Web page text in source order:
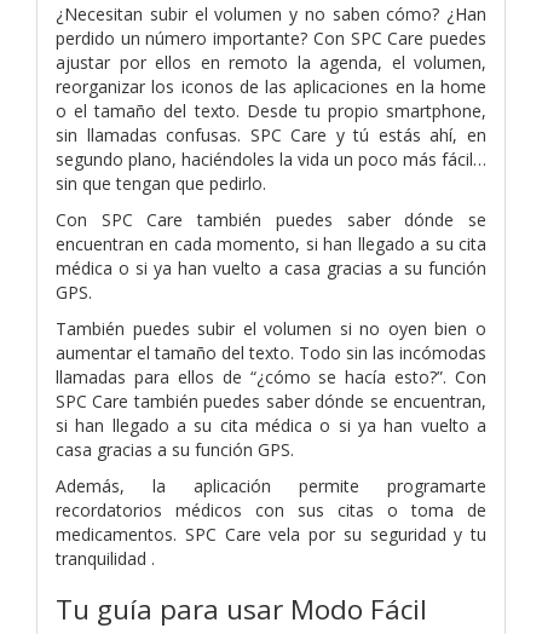
¿Necesitan subir el volumen y no saben cómo? ¿Han
perdido un número importante? Con SPC Care puedes
ajustar por ellos en remoto la agenda, el volumen,
reorganizar los iconos de las aplicaciones en la home
o el tamaño del texto. Desde tu propio smartphone,
sin llamadas confusas. SPC Care y tú estás ahí, en
segundo plano, haciéndoles la vida un poco más fácil…
sin que tengan que pedirlo.
Con SPC Care también puedes saber dónde se
encuentran en cada momento, si han llegado a su cita
médica o si ya han vuelto a casa gracias a su función
GPS.
También puedes subir el volumen si no oyen bien o
aumentar el tamaño del texto. Todo sin las incómodas
llamadas para ellos de “¿cómo se hacía esto?”. Con
SPC Care también puedes saber dónde se encuentran,
si han llegado a su cita médica o si ya han vuelto a
casa gracias a su función GPS.
Además, la aplicación permite programarte
recordatorios médicos con sus citas o toma de
medicamentos. SPC Care vela por su seguridad y tu
tranquilidad .
Tu guía para usar Modo Fácil